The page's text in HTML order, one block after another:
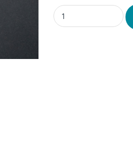
Quantidade de Matrica